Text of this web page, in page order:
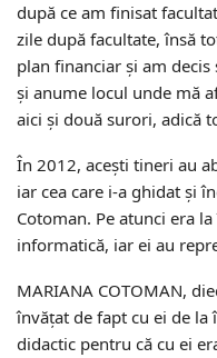
după ce am finisat
zile după facultate, însă
plan financiar și am decis
și anume locul unde mă
aici și două surori, adică
În 2012, acești tineri au
iar cea care i-a ghidat și
Cotoman. Pe atunci era
informatică, iar ei au
MARIANA COTOMAN,
învățat de fapt cu ei de la
didactic pentru că cu ei